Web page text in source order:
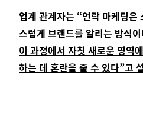
업계 관계자는 “언락 마케팅은
스럽게 브랜드를 알리는 방식
이 과정에서 자칫 새로운 영역
하는 데 혼란을 줄 수 있다”고